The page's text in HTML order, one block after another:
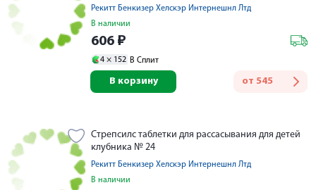
Рекитт Бенкизер Хелскэр Интернешнл Лтд
В наличии
606 ₽
4 × 152 В Сплит
от 545
В корзину
Стрепсилс таблетки для рассасывания для детей
клубника № 24
Рекитт Бенкизер Хелскэр Интернешнл Лтд
В наличии